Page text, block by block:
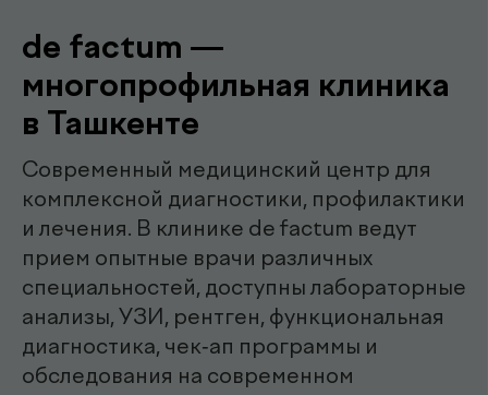
.специалисты
эндоскопист